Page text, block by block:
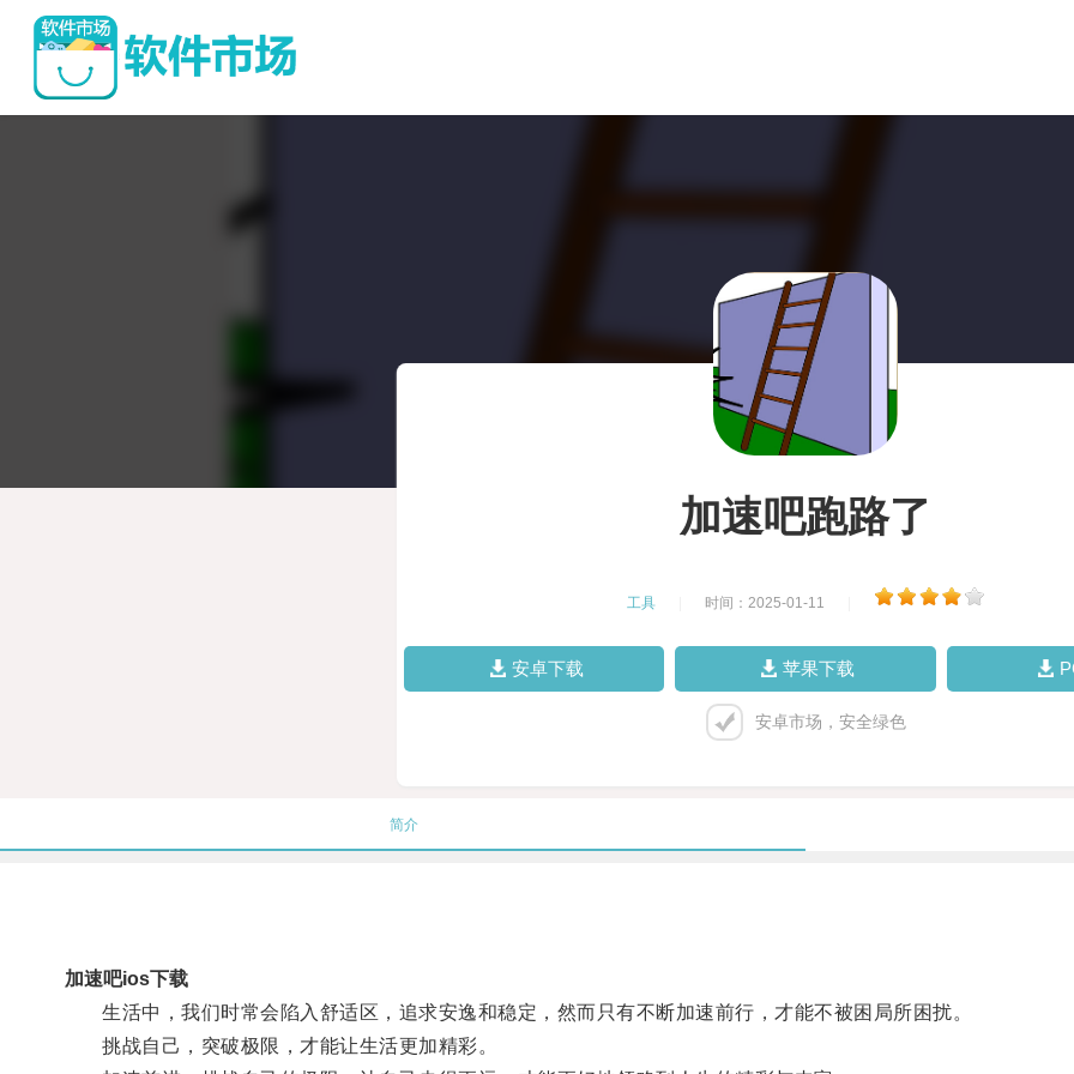
加速吧跑路了
工具 时间：2025-01-11
安卓下载 苹果下载
安卓市场，安全绿色
简介
加速吧ios下载
生活中，我们时常会陷入舒适区，追求安逸和稳定，然而只有不断加速前行，才能不被困局所困扰。
挑战自己，突破极限，才能让生活更加精彩。